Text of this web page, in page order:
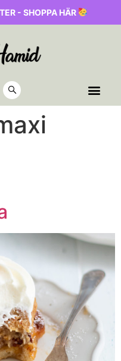
- SHOPPA HÄR